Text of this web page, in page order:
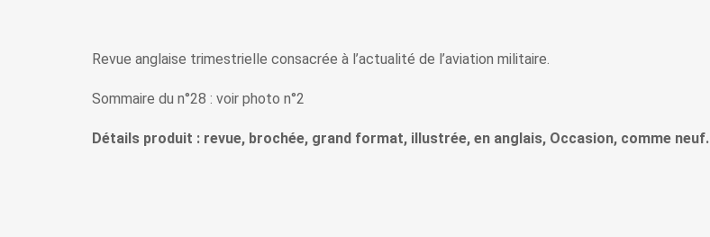
Revue anglaise trimestrielle consacrée à l’actualité de l’aviation militaire.
Sommaire du n°28 : voir photo n°2
Détails produit : revue, brochée, grand format, illustrée, en anglais, Occasion, comme neuf.